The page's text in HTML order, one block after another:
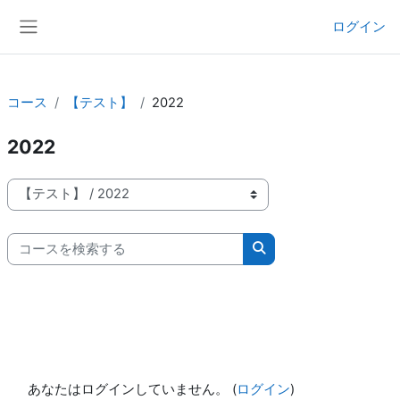
ログイン
コース 【テスト】 2022
2022
コースカテゴリ
コースを検索する
コースを検索する
あなたはログインしていません。 (ログイン)